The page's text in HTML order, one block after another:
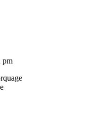
pm